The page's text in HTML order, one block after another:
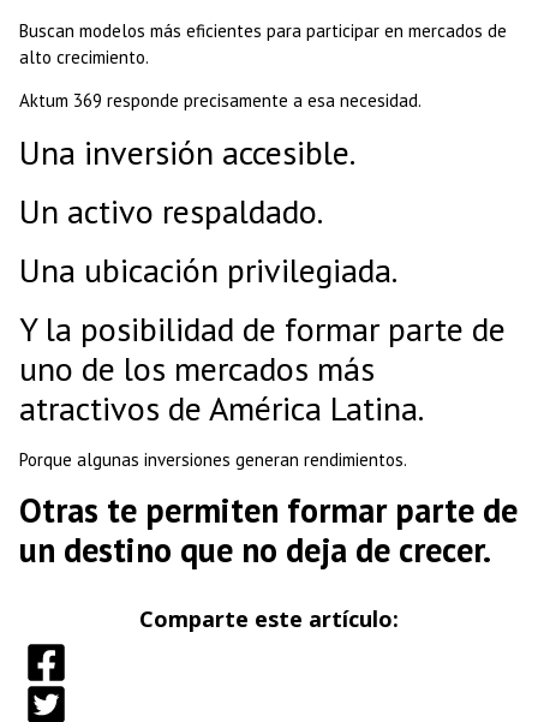
Buscan modelos más eficientes para participar en mercados de
alto crecimiento.
Aktum 369 responde precisamente a esa necesidad.
Una inversión accesible.
Un activo respaldado.
Una ubicación privilegiada.
Y la posibilidad de formar parte de
uno de los mercados más
atractivos de América Latina.
Porque algunas inversiones generan rendimientos.
Otras te permiten formar parte de
un destino que no deja de crecer.
Comparte este artículo: